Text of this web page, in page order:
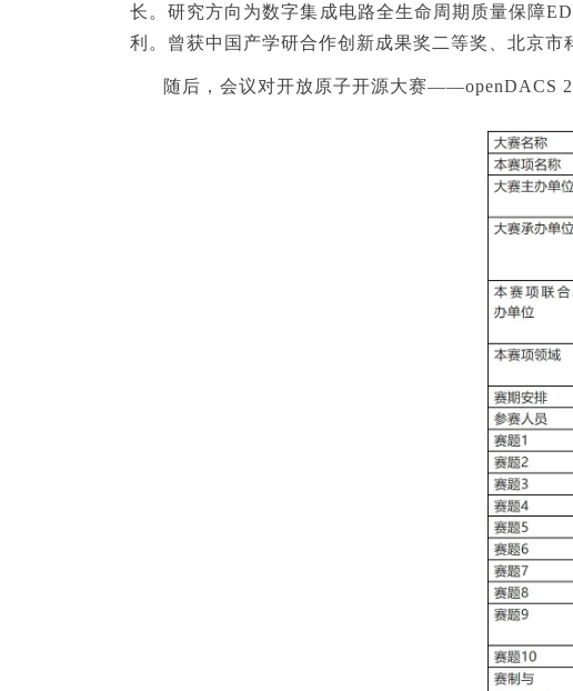
长。研究方向为数字集成电路全生命周期质量保障
利。曾获中国产学研合作创新成果奖二等奖、北京市
随后，会议对开放原子开源大赛——openDACS